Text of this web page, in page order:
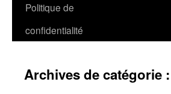
Politique de
confidentialité
Archives de catégorie :